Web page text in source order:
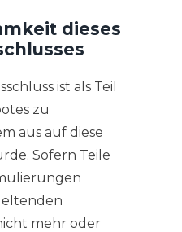
dieses
ist als Teil
zu
aus auf diese
Sofern Teile
mehr oder